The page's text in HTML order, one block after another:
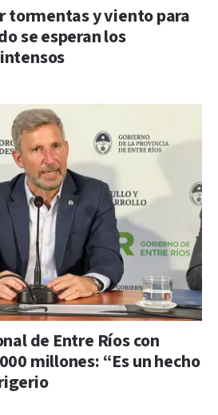
tormentas y viento para
se esperan los
de Entre Ríos con
millones: “Es un hecho